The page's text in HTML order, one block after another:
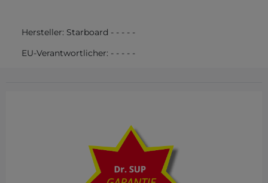
Hersteller: Starboard - - - - -
EU-Verantwortlicher: - - - - -